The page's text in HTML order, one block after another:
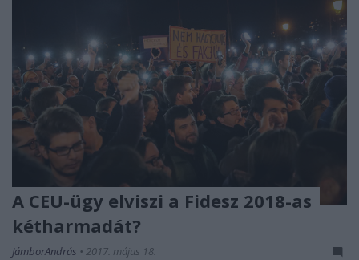
A CEU-ügy elviszi a Fidesz 2018-as
kétharmadát?
JámborAndrás • 2017. május 18.